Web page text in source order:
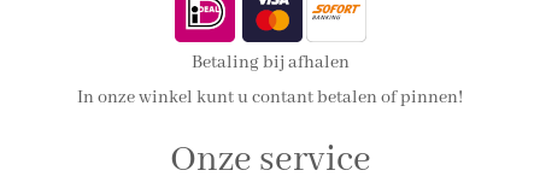
Betaling bij afhalen
In onze winkel kunt u contant betalen of pinnen!
Onze service